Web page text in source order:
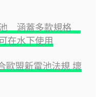
池 涵蓋多款規格
在水下使用
歐盟新電池法規 壞